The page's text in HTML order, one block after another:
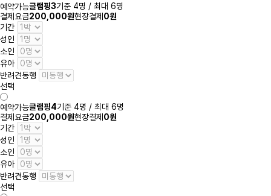
예약가능글램핑3기준 4명 / 최대 6명
결제요금200,000원현장결제 0원
기간
성인
소인
유아
반려견동행
선택
예약가능글램핑4기준 4명 / 최대 6명
결제요금200,000원현장결제 0원
기간
성인
소인
유아
반려견동행
선택